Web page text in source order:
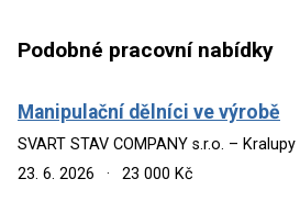
Podobné pracovní nabídky
Manipulační dělníci ve výrobě
SVART STAV COMPANY s.r.o. –
23. 6. 2026
· 23 000 Kč